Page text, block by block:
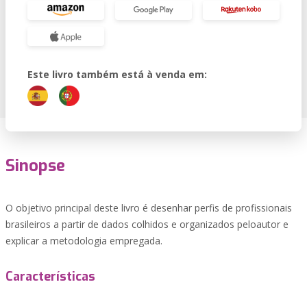
Este livro também está à venda em:
Sinopse
O objetivo principal deste livro é desenhar perfis de profissionais
brasileiros a partir de dados colhidos e organizados peloautor e
explicar a metodologia empregada.
Características